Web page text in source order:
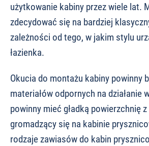
użytkowanie kabiny przez wiele lat.
zdecydować się na bardziej
zależności od tego, w jakim stylu
łazienka.
Okucia do montażu kabiny powinny
materiałów odpornych na działanie
powinny mieć gładką powierzchnię
gromadzący się na kabinie
rodzaje zawiasów do kabin